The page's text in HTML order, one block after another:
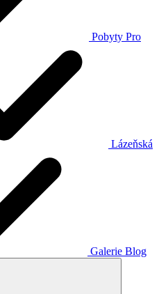
Pobyty Pro
Lázeňská
Galerie Blog